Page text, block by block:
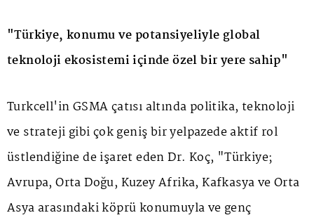
"Türkiye, konumu ve potansiyeliyle global
teknoloji ekosistemi içinde özel bir yere sahip"
Turkcell'in GSMA çatısı altında politika, teknoloji
ve strateji gibi çok geniş bir yelpazede aktif rol
üstlendiğine de işaret eden Dr. Koç, "Türkiye;
Avrupa, Orta Doğu, Kuzey Afrika, Kafkasya ve Orta
Asya arasındaki köprü konumuyla ve genç